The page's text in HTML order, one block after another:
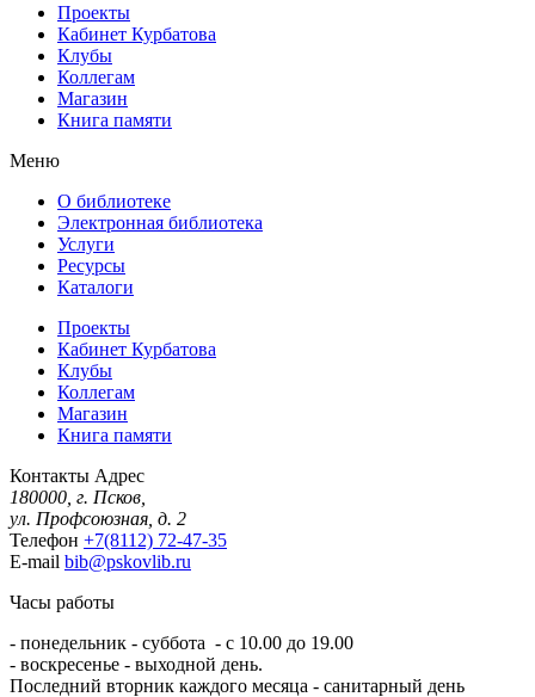
Проекты
Кабинет Курбатова
Клубы
Коллегам
Магазин
Книга памяти
Меню
О библиотеке
Электронная библиотека
Услуги
Ресурсы
Каталоги
Проекты
Кабинет Курбатова
Клубы
Коллегам
Магазин
Книга памяти
Контакты Адрес
180000, г. Псков,
ул. Профсоюзная, д. 2
Телефон +7(8112) 72-47-35
E-mail bib@pskovlib.ru
Часы работы
- понедельник - суббота - с 10.00 до 19.00
- воскресенье - выходной день.
Последний вторник каждого месяца - санитарный день